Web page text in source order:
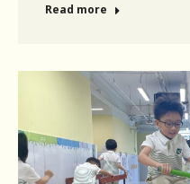
Read more